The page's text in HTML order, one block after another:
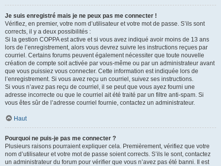
Je suis enregistré mais je ne peux pas me connecter !
Vérifiez, en premier, votre nom d’utilisateur et votre mot de passe. S’ils sont
corrects, il y a deux possibilités :
Si la gestion COPPA est active et si vous avez indiqué avoir moins de 13 ans
lors de l’enregistrement, alors vous devrez suivre les instructions reçues par
courriel. Certains forums peuvent également nécessiter que toute nouvelle
création de compte soit activée par vous-même ou par un administrateur avant
que vous puissiez vous connecter. Cette information est indiquée lors de
l’enregistrement. Si vous avez reçu un courriel, suivez ses instructions.
Si vous n’avez pas reçu de courriel, il se peut que vous ayez fourni une
adresse incorrecte ou que le courriel ait été traité par un filtre anti-spam. Si
vous êtes sûr de l’adresse courriel fournie, contactez un administrateur.
Haut
Pourquoi ne puis-je pas me connecter ?
Plusieurs raisons pourraient expliquer cela. Premièrement, vérifiez que votre
nom d’utilisateur et votre mot de passe soient corrects. S’ils le sont, contactez
un administrateur du forum pour vérifier que vous n’avez pas été banni. Il est